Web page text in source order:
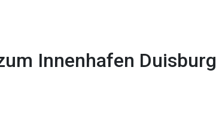
Innenhafen Duisburg